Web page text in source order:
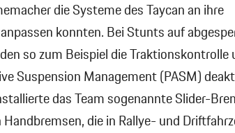
die Systeme des Taycan an ihre
konnten. Bei Stunts auf
so zum Beispiel die Traktionskontrolle
Suspension Management (PASM)
das Team sogenannte Slider-
Handbremsen, die in Rallye- und